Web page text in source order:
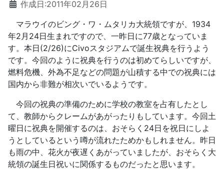
作成日:2011年02月26日
マラウイのビング・ワ・ムタリカ大統領ですが、1934
年2月24日生まれですので、一昨日に77歳となっていま
す。本日(2/26)にCivoスタジアムで誕生祝典を行うよう
です。今回のように祝典を行うのは初めてらしいですが、
燃料危機、外為不足などの問題が山積する中での祝典には
国内から非難が相次いでいるようです。
今回の祝典の準備のために学校の教室を占有したとし
て、教師からクレームがあがったりもしています。今回土
曜日に祝典を開催するのは、おそらく24日を祝日にしよ
うとしているという噂が流れたためかもしれません。昨日
も雨の中、花火が夜遅くあがっていましたが、おそらく大
統領の誕生日祝いに関係するものだったと思います。